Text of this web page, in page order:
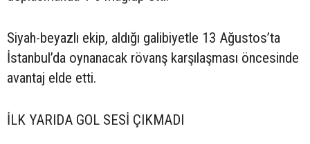
Siyah-beyazlı ekip, aldığı galibiyetle 13 Ağustos’ta
İstanbul’da oynanacak rövanş karşılaşması öncesinde
avantaj elde etti.
İLK YARIDA GOL SESİ ÇIKMADI